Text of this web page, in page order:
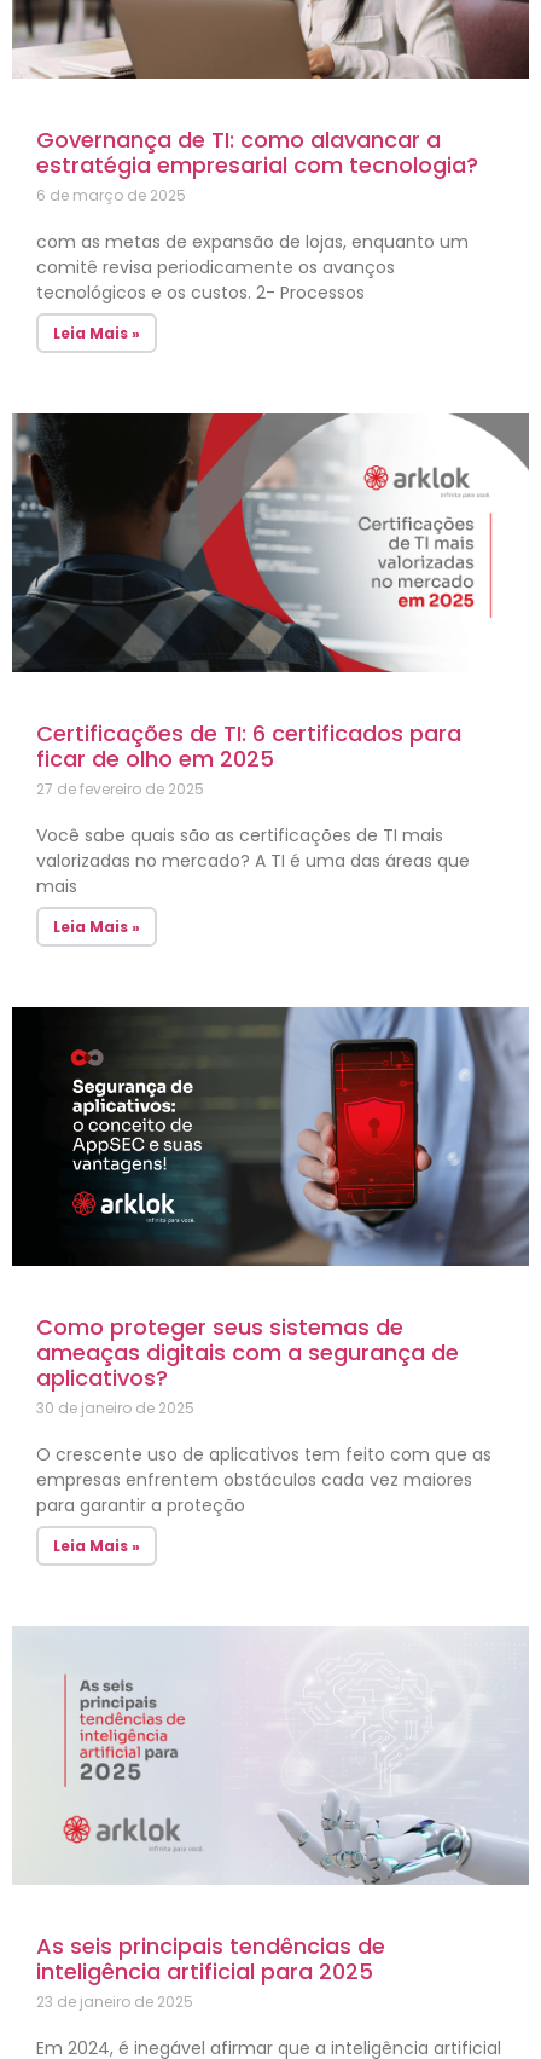
Governança de TI: como alavancar a
estratégia empresarial com tecnologia?
6 de março de 2025
com as metas de expansão de lojas, enquanto um
comitê revisa periodicamente os avanços
tecnológicos e os custos. 2- Processos
Leia Mais »
Certificações de TI: 6 certificados para
ficar de olho em 2025
27 de fevereiro de 2025
Você sabe quais são as certificações de TI mais
valorizadas no mercado? A TI é uma das áreas que
mais
Leia Mais »
Como proteger seus sistemas de
ameaças digitais com a segurança de
aplicativos?
30 de janeiro de 2025
O crescente uso de aplicativos tem feito com que as
empresas enfrentem obstáculos cada vez maiores
para garantir a proteção
Leia Mais »
As seis principais tendências de
inteligência artificial para 2025
23 de janeiro de 2025
Em 2024, é inegável afirmar que a inteligência artificial